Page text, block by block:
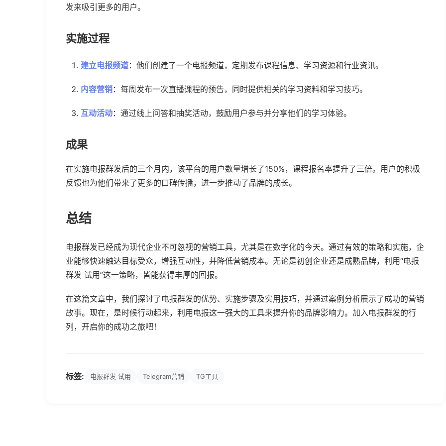
发来吸引更多的用户。
实施过程
建立电报频道：他们创建了一个电报频道，定期发布课程信息、学习资源和行业资讯。
内容营销：每周发布一次直播课程的预告，同时提供相关的学习资料和学习技巧。
互动活动：通过线上问答和抽奖活动，鼓励用户参与并分享他们的学习体验。
成果
在实施电报群发后的三个月内，该平台的用户数量增长了150%，课程报名率提升了三倍。用户的积极
反馈也为他们带来了更多的口碑传播，进一步推动了品牌的成长。
总结
电报群发已经成为现代企业不可忽视的营销工具，尤其是在数字化的今天。通过有效的策略和实施，企
业能够快速触达目标受众，增强互动性，并降低营销成本。无论是初创企业还是成熟品牌，利用“电报
群发 试用”这一策略，皆能获得丰厚的回报。
在这篇文章中，我们探讨了电报群发的优势、实施步骤及实用技巧，并通过案例分析展示了成功的营销
故事。现在，是时候行动起来，利用电报这一强大的工具来提升你的品牌影响力。加入电报群发的行
列，开启你的成功之旅吧！
标签: 电报群发 试用 Telegram营销 TG工具